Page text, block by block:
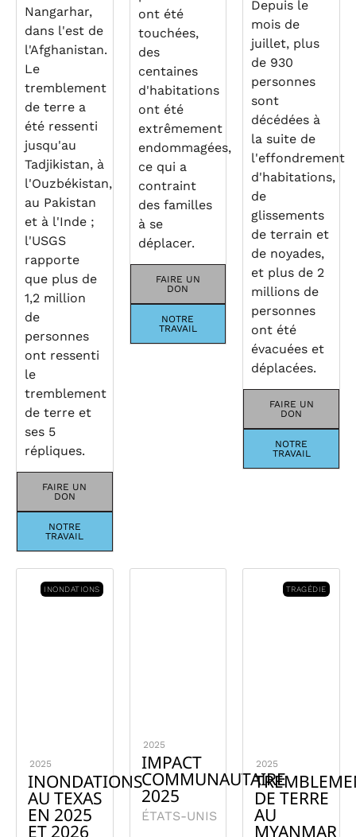
Nangarhar,
dans l'est de
l'Afghanistan.
Le
tremblement
de terre a
été ressenti
jusqu'au
Tadjikistan, à
l'Ouzbékistan,
au Pakistan
et à l'Inde ;
l'USGS
rapporte
que plus de
1,2 million
de
personnes
ont ressenti
le
tremblement
de terre et
ses 5
répliques.
FAIRE UN
DON
NOTRE
TRAVAIL
ont été
touchées,
des
centaines
d'habitations
ont été
extrêmement
endommagées,
ce qui a
contraint
des familles
à se
déplacer.
FAIRE UN
DON
NOTRE
TRAVAIL
Depuis le
mois de
juillet, plus
de 930
personnes
sont
décédées à
la suite de
l'effondrement
d'habitations,
de
glissements
de terrain et
de noyades,
et plus de 2
millions de
personnes
ont été
évacuées et
déplacées.
FAIRE UN
DON
NOTRE
TRAVAIL
INONDATIONS
2025
INONDATIONS
AU TEXAS
EN 2025
ET 2026
2025
IMPACT
COMMUNAUTAIRE
2025
ÉTATS-UNIS
TRAGÉDIE
2025
DE TERRE
AU
MYANMAR